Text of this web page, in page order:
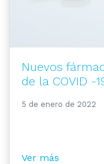
Nuevos
de la COVID -
5 de enero de 2022
Ver más